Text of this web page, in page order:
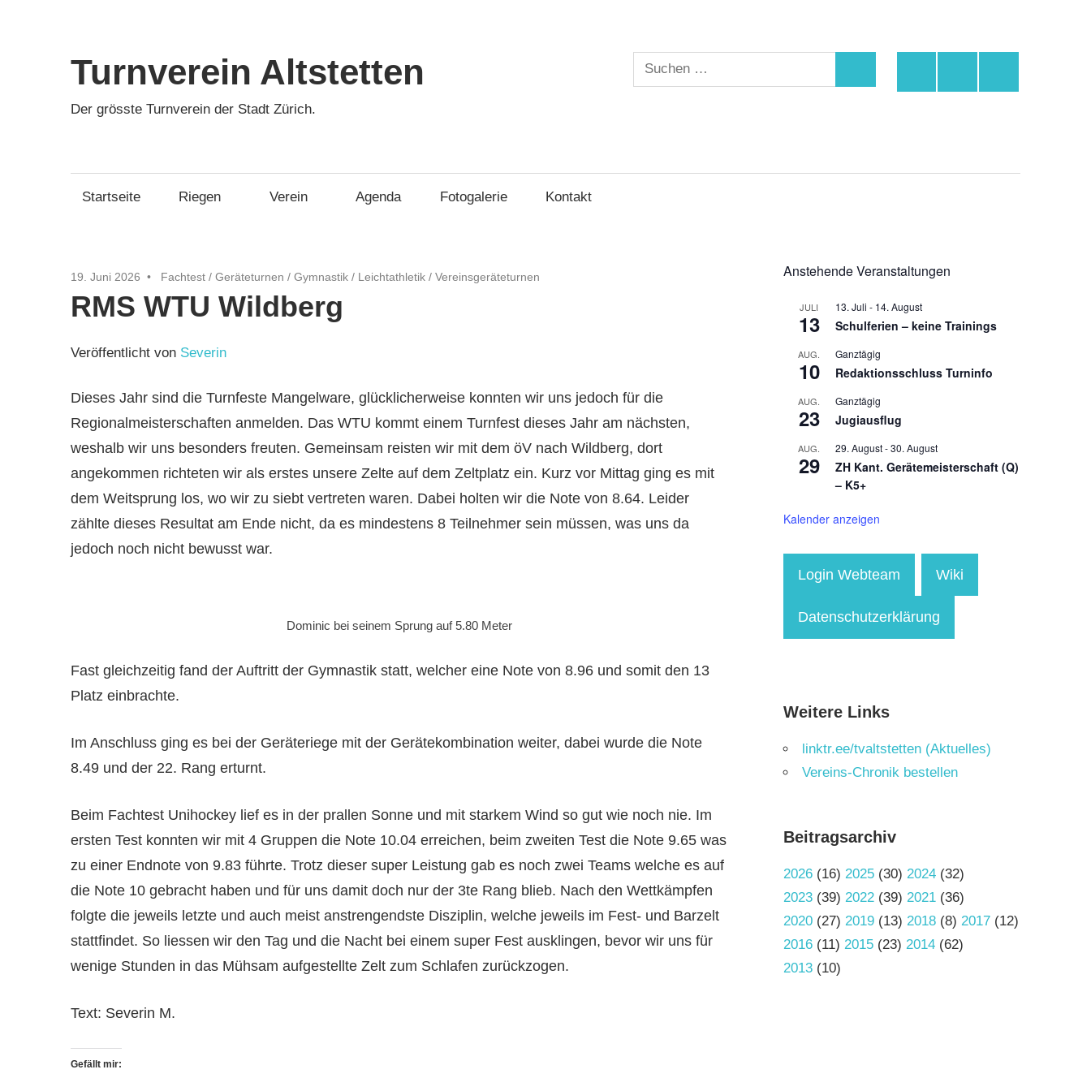
springen
Turnverein Altstetten
Der grösste Turnverein der Stadt Zürich.
Suchen
nach:
Startseite Riegen Verein Agenda Fotogalerie Kontakt
19. Juni 2026 Fachtest / Geräteturnen / Gymnastik / Leichtathletik / Vereinsgeräteturnen
RMS WTU Wildberg
Veröffentlicht von Severin
Dieses Jahr sind die Turnfeste Mangelware, glücklicherweise konnten wir uns jedoch für die
Regionalmeisterschaften anmelden. Das WTU kommt einem Turnfest dieses Jahr am nächsten,
weshalb wir uns besonders freuten. Gemeinsam reisten wir mit dem öV nach Wildberg, dort
angekommen richteten wir als erstes unsere Zelte auf dem Zeltplatz ein. Kurz vor Mittag ging es mit
dem Weitsprung los, wo wir zu siebt vertreten waren. Dabei holten wir die Note von 8.64. Leider
zählte dieses Resultat am Ende nicht, da es mindestens 8 Teilnehmer sein müssen, was uns da
jedoch noch nicht bewusst war.
Dominic bei seinem Sprung auf 5.80 Meter
Fast gleichzeitig fand der Auftritt der Gymnastik statt, welcher eine Note von 8.96 und somit den 13
Platz einbrachte.
Im Anschluss ging es bei der Geräteriege mit der Gerätekombination weiter, dabei wurde die Note
8.49 und der 22. Rang erturnt.
Beim Fachtest Unihockey lief es in der prallen Sonne und mit starkem Wind so gut wie noch nie. Im
ersten Test konnten wir mit 4 Gruppen die Note 10.04 erreichen, beim zweiten Test die Note 9.65 was
zu einer Endnote von 9.83 führte. Trotz dieser super Leistung gab es noch zwei Teams welche es auf
die Note 10 gebracht haben und für uns damit doch nur der 3te Rang blieb. Nach den Wettkämpfen
folgte die jeweils letzte und auch meist anstrengendste Disziplin, welche jeweils im Fest- und Barzelt
stattfindet. So liessen wir den Tag und die Nacht bei einem super Fest ausklingen, bevor wir uns für
wenige Stunden in das Mühsam aufgestellte Zelt zum Schlafen zurückzogen.
Text: Severin M.
Gefällt mir:
Anstehende Veranstaltungen
JULI
13
13. Juli - 14. August
Schulferien – keine Trainings
AUG.
10
Ganztägig
Redaktionsschluss Turninfo
AUG.
23
Ganztägig
Jugiausflug
AUG.
29
29. August-30. August
ZH Kant. Gerätemeisterschaft (Q)
– K5+
Kalender anzeigen
Login Webteam Wiki
Datenschutzerklärung
Weitere Links
linktr.ee/tvaltstetten (Aktuelles)
Vereins-Chronik bestellen
Beitragsarchiv
2026(16) 2025(30) 2024(32)
2023(39) 2022(39) 2021(36)
2020(27) 2019(13) 2018(8) 2017(12)
2016(11) 2015(23) 2014(62)
2013(10)